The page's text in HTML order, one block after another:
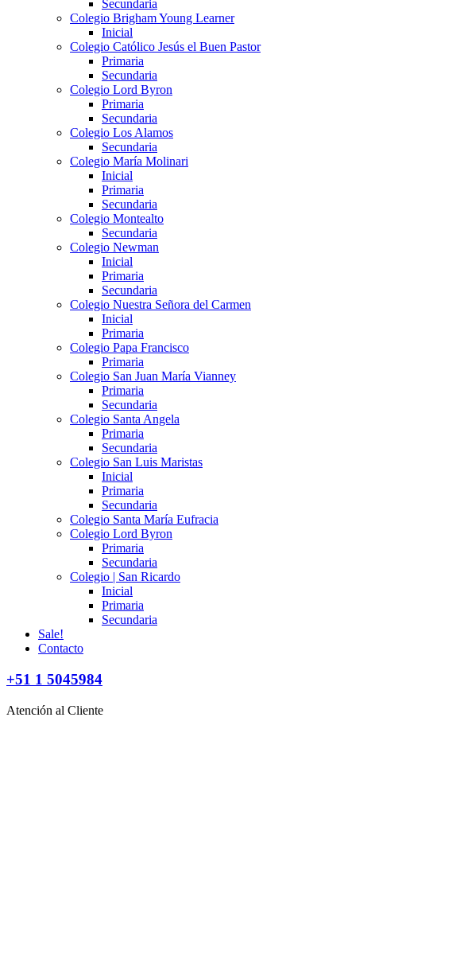
Secundaria
Colegio Brigham Young Learner
Inicial
Colegio Católico Jesús el Buen Pastor
Primaria
Secundaria
Colegio Lord Byron
Primaria
Secundaria
Colegio Los Alamos
Secundaria
Colegio María Molinari
Inicial
Primaria
Secundaria
Colegio Montealto
Secundaria
Colegio Newman
Inicial
Primaria
Secundaria
Colegio Nuestra Señora del Carmen
Inicial
Primaria
Colegio Papa Francisco
Primaria
Colegio San Juan María Vianney
Primaria
Secundaria
Colegio Santa Angela
Primaria
Secundaria
Colegio San Luis Maristas
Inicial
Primaria
Secundaria
Colegio Santa María Eufracia
Colegio Lord Byron
Primaria
Secundaria
Colegio | San Ricardo
Inicial
Primaria
Secundaria
Sale!
Contacto
+51 1 5045984
Atención al Cliente